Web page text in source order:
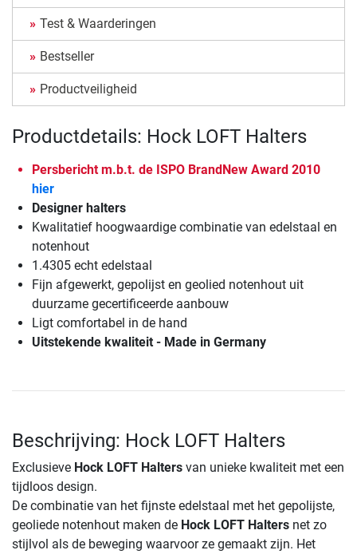
Test & Waarderingen
Bestseller
Productveiligheid
Productdetails: Hock LOFT Halters
Persbericht m.b.t. de ISPO BrandNew Award 2010
hier
Designer halters
Kwalitatief hoogwaardige combinatie van edelstaal en
notenhout
1.4305 echt edelstaal
Fijn afgewerkt, gepolijst en geolied notenhout uit
duurzame gecertificeerde aanbouw
Ligt comfortabel in de hand
Uitstekende kwaliteit - Made in Germany
Beschrijving: Hock LOFT Halters
Exclusieve Hock LOFT Halters van unieke kwaliteit met een
tijdloos design.
De combinatie van het fijnste edelstaal met het gepolijste,
geoliede notenhout maken de Hock LOFT Halters net zo
stijlvol als de beweging waarvoor ze gemaakt zijn. Het